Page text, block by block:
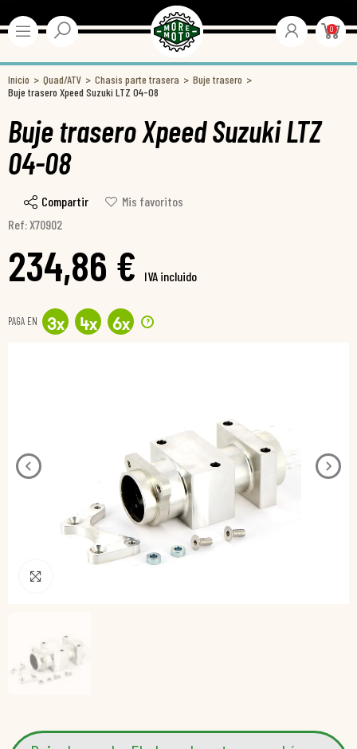
0
Inicio Quad/ATV Chasis parte trasera
Buje trasero
Buje trasero Xpeed Suzuki LTZ 04-08
Buje trasero Xpeed Suzuki LTZ
04-08
Compartir
Mis favoritos
Ref: X70902
234,86 € IVA incluido
PAGA EN 3x 4x 6x ?